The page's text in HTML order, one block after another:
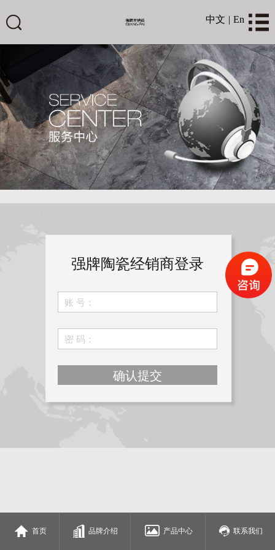
中文 | En
强牌陶瓷经销商登录
确认提交
首页 品牌介绍 产品中心 联系我们